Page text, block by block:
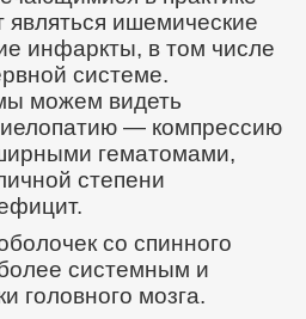
ишемические
инфаркты, в том числе
системе.
можем видеть
— компрессию
гематомами,
степени
со спинного
системным и
головного мозга.